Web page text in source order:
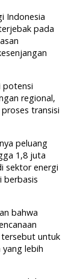
Indonesia
pada
potensi
regional,
transisi
peluang
1,8 juta
sektor energi
berbasis
bahwa
tersebut untuk
lebih